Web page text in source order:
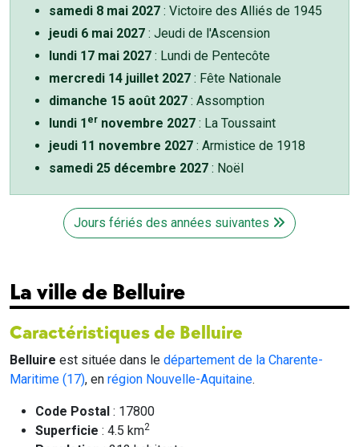
samedi 8 mai 2027 : Victoire des Alliés de 1945
jeudi 6 mai 2027 : Jeudi de l'Ascension
lundi 17 mai 2027 : Lundi de Pentecôte
mercredi 14 juillet 2027 : Fête Nationale
dimanche 15 août 2027 : Assomption
lundi 1 er novembre 2027 : La Toussaint
jeudi 11 novembre 2027 : Armistice de 1918
samedi 25 décembre 2027 : Noël
Jours fériés des années suivantes
La ville de Belluire
Caractéristiques de Belluire
Belluire est située dans le département de la Charente-
Maritime (17), en région Nouvelle-Aquitaine.
Code Postal : 17800
Superficie : 4.5 km2